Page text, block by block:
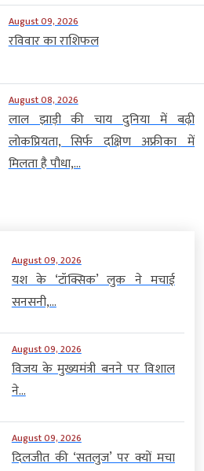
August 09, 2026
रविवार का राशिफल
August 08, 2026
लाल झाड़ी की चाय दुनिया में बढ़ी
लोकप्रियता, सिर्फ दक्षिण अफ्रीका में
मिलता है पौधा,...
August 09, 2026
यश के ‘टॉक्सिक’ लुक ने मचाई
सनसनी,...
August 09, 2026
विजय के मुख्यमंत्री बनने पर विशाल
ने...
August 09, 2026
दिलजीत की ‘सतलुज’ पर क्यों मचा